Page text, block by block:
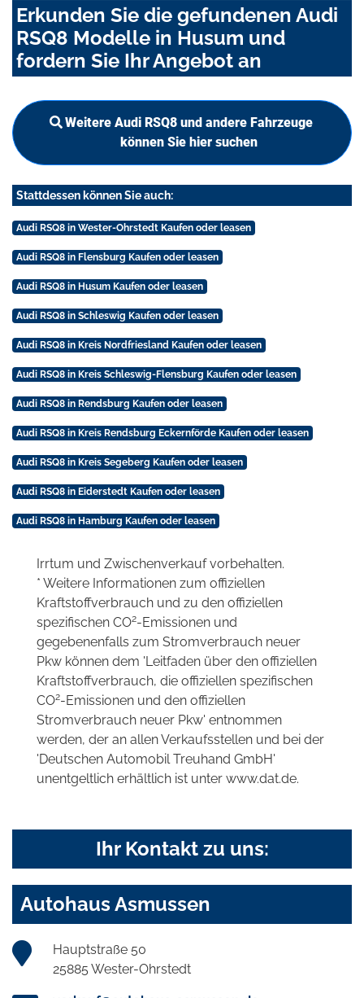
Erkunden Sie die gefundenen Audi
RSQ8 Modelle in Husum und
fordern Sie Ihr Angebot an
Weitere Audi RSQ8 und andere Fahrzeuge
können Sie hier suchen
Stattdessen können Sie auch:
Audi RSQ8 in Wester-Ohrstedt Kaufen oder leasen
Audi RSQ8 in Flensburg Kaufen oder leasen
Audi RSQ8 in Husum Kaufen oder leasen
Audi RSQ8 in Schleswig Kaufen oder leasen
Audi RSQ8 in Kreis Nordfriesland Kaufen oder leasen
Audi RSQ8 in Kreis Schleswig-Flensburg Kaufen oder leasen
Audi RSQ8 in Rendsburg Kaufen oder leasen
Audi RSQ8 in Kreis Rendsburg Eckernförde Kaufen oder leasen
Audi RSQ8 in Kreis Segeberg Kaufen oder leasen
Audi RSQ8 in Eiderstedt Kaufen oder leasen
Audi RSQ8 in Hamburg Kaufen oder leasen
Irrtum und Zwischenverkauf vorbehalten.
* Weitere Informationen zum offiziellen
Kraftstoffverbrauch und zu den offiziellen
spezifischen CO2-Emissionen und
gegebenenfalls zum Stromverbrauch neuer
Pkw können dem 'Leitfaden über den offiziellen
Kraftstoffverbrauch, die offiziellen spezifischen
CO2-Emissionen und den offiziellen
Stromverbrauch neuer Pkw' entnommen
werden, der an allen Verkaufsstellen und bei der
'Deutschen Automobil Treuhand GmbH'
unentgeltlich erhältlich ist unter www.dat.de.
Ihr Kontakt zu uns:
Autohaus Asmussen
Hauptstraße 50
25885 Wester-Ohrstedt